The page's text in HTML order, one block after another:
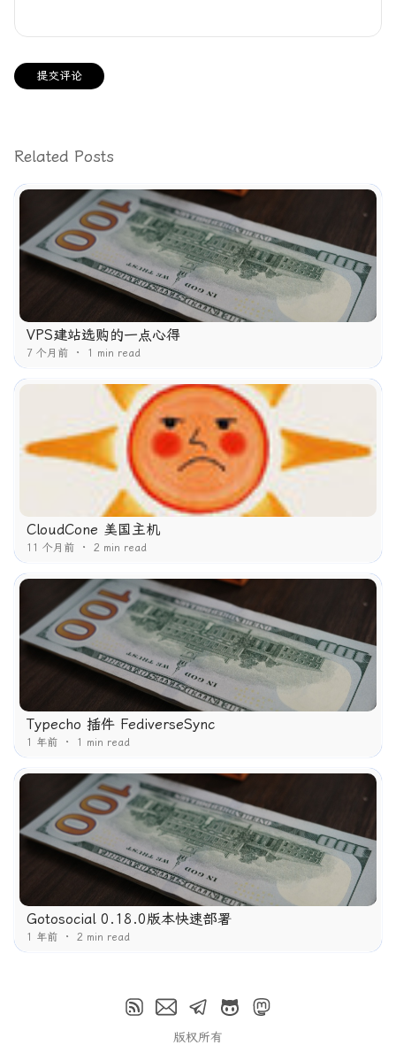
提交评论
Related Posts
VPS建站选购的一点心得
7 个月前 1 min read
CloudCone 美国主机
11 个月前 2 min read
Typecho 插件 FediverseSync
1 年前 1 min read
Gotosocial 0.18.0版本快速部署
1 年前 2 min read
版权所有